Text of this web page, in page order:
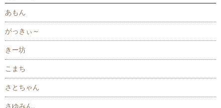
あもん
がっきぃ～
きー坊
こまち
さとちゃん
さゆみん。